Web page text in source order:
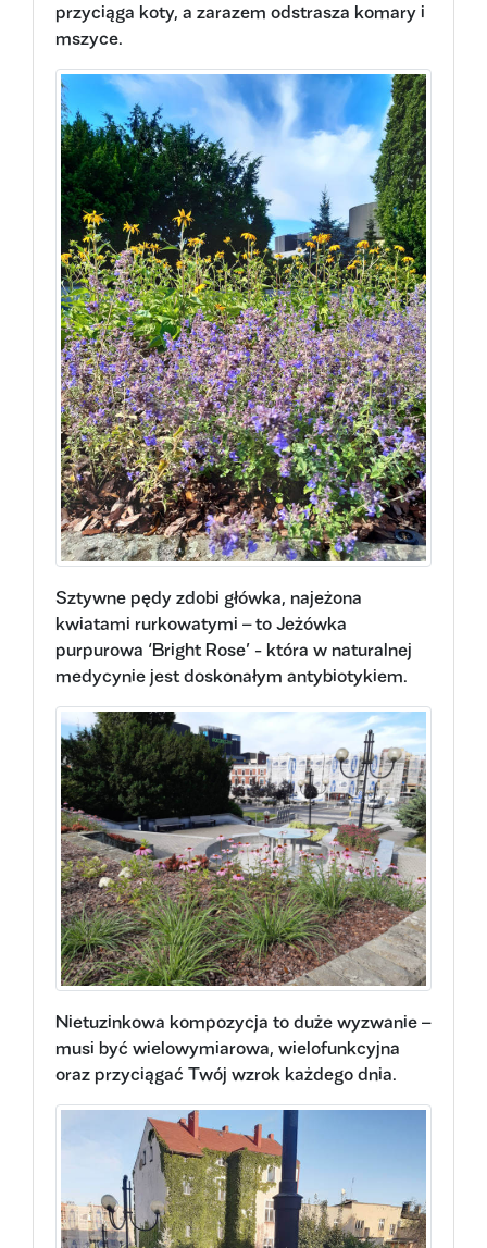
przyciąga koty, a zarazem odstrasza komary i
mszyce.
Sztywne pędy zdobi główka, najeżona
kwiatami rurkowatymi – to Jeżówka
purpurowa ‘Bright Rose’ - która w naturalnej
medycynie jest doskonałym antybiotykiem.
Nietuzinkowa kompozycja to duże wyzwanie –
musi być wielowymiarowa, wielofunkcyjna
oraz przyciągać Twój wzrok każdego dnia.